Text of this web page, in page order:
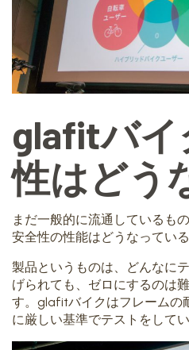
glafitバイ
性はどう
まだ一般的に流通しているも
安全性の性能はどうなってい
製品というものは、どんなに
げられても、ゼロにするのは
す。glafitバイクはフレームの
に厳しい基準でテストをしてい